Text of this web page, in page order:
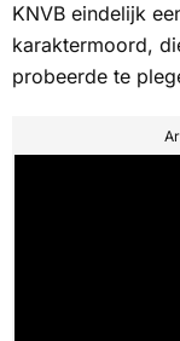
KNVB eindelijk
karaktermoord,
probeerde te